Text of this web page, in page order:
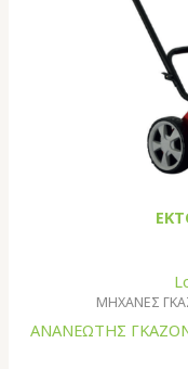
ΜΗΧΑΝΕΣ
ΑΝΑΝΕΩΤΗΣ ΓΚΑΖΟΝ